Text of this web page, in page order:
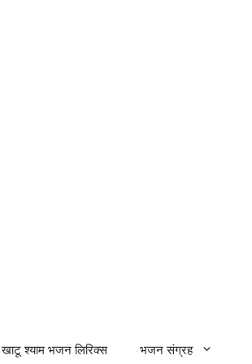
खाटू श्याम भजन लिरिक्स भजन संग्रह